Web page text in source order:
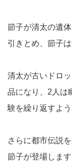
節子が清太の遺
引きとめ、節子
清太が古いドロ
品になり、2人は
験を繰り返すよう
さらに都市伝説
節子が登場します